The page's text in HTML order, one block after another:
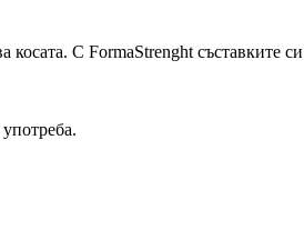
С FormaStrenght